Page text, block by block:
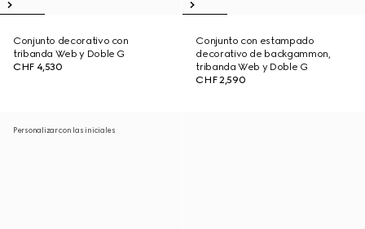
Conjunto decorativo con
tribanda Web y Doble G
CHF 4,530
Conjunto con estampado
decorativo de backgammon,
tribanda Web y Doble G
CHF 2,590
Personalizar con las iniciales